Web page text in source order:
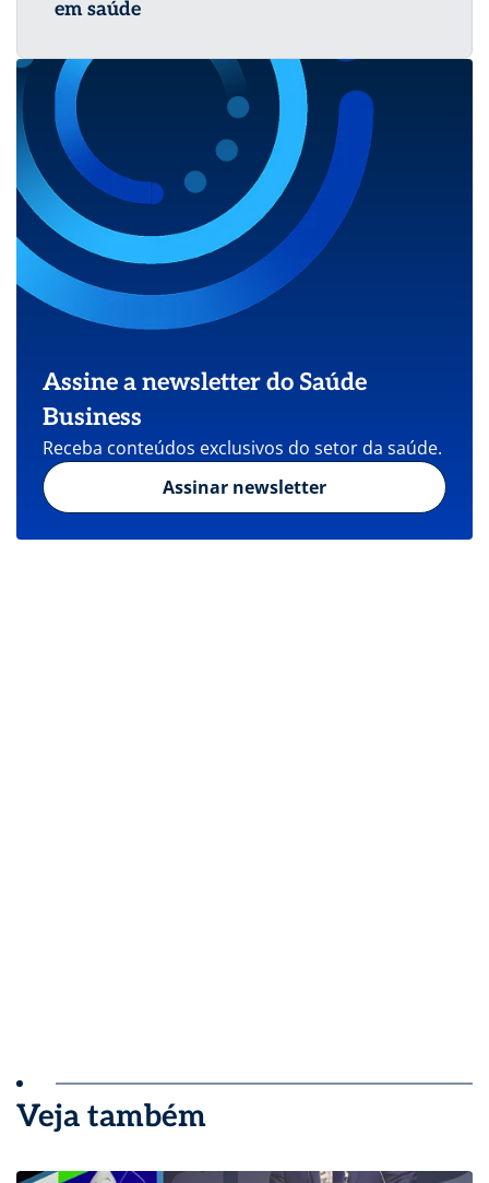
em saúde
Assine a newsletter do Saúde
Business
Receba conteúdos exclusivos do setor da saúde.
Assinar newsletter
Veja também